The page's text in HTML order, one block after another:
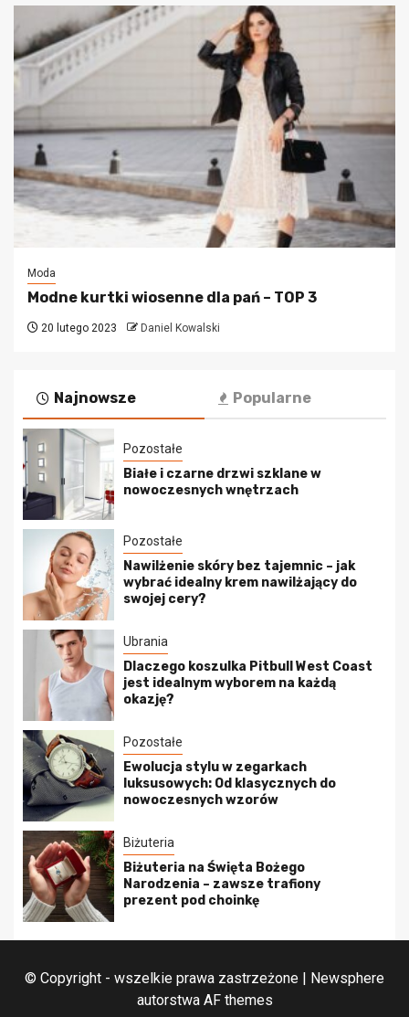
Moda
Modne kurtki wiosenne dla pań – TOP 3
20 lutego 2023 Daniel Kowalski
Najnowsze Popularne
Pozostałe
Białe i czarne drzwi szklane w
nowoczesnych wnętrzach
Pozostałe
Nawilżenie skóry bez tajemnic – jak
wybrać idealny krem nawilżający do
swojej cery?
Ubrania
Dlaczego koszulka Pitbull West Coast
jest idealnym wyborem na każdą
okazję?
Pozostałe
Ewolucja stylu w zegarkach
luksusowych: Od klasycznych do
nowoczesnych wzorów
Biżuteria
Biżuteria na Święta Bożego
Narodzenia – zawsze trafiony
prezent pod choinkę
© Copyright - wszelkie prawa zastrzeżone | Newsphere
autorstwa AF themes